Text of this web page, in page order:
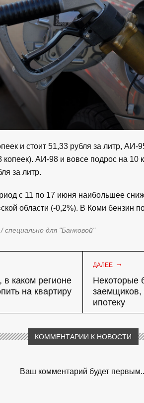
и стоит 51,33 рубля за литр, АИ-
АИ-98 и вовсе подрос на 10
за литр.
с 11 по 17 июня наибольшее
области (-0,2%). В Коми бензин
/ специально для "Банковой"
в каком регионе
на квартиру
ДАЛЕЕ →
Некоторые
ипотеку
КОММЕНТАРИИ К НОВОСТИ
Ваш комментарий будет